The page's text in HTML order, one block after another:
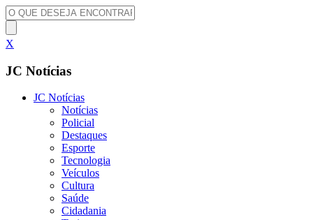
X
JC Notícias
JC Notícias
Notícias
Policial
Destaques
Esporte
Tecnologia
Veículos
Cultura
Saúde
Cidadania